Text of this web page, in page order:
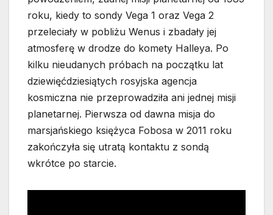
roku, kiedy to sondy Vega 1 oraz Vega 2
przeleciały w pobliżu Wenus i zbadały jej
atmosferę w drodze do komety Halleya. Po
kilku nieudanych próbach na początku lat
dziewięćdziesiątych rosyjska agencja
kosmiczna nie przeprowadziła ani jednej misji
planetarnej. Pierwsza od dawna misja do
marsjańskiego księżyca Fobosa w 2011 roku
zakończyła się utratą kontaktu z sondą
wkrótce po starcie.